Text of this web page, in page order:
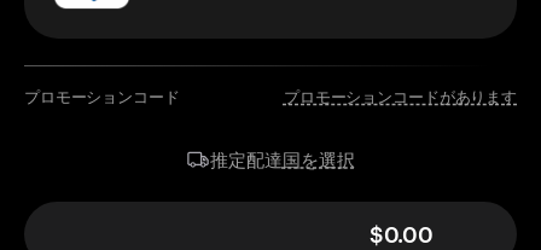
プロモーションコード プロモーションコードがあります
推定配達国を選択
$0.00